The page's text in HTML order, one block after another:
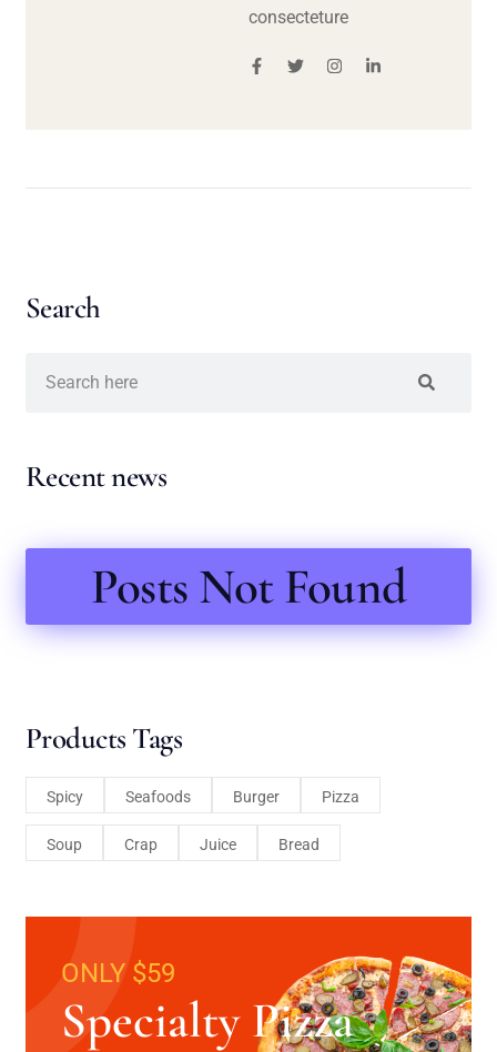
consecteture
Search
Recent news
Posts Not Found
Products Tags
Spicy Seafoods Burger Pizza
Soup Crap Juice Bread
ONLY $59
Specialty Pizza